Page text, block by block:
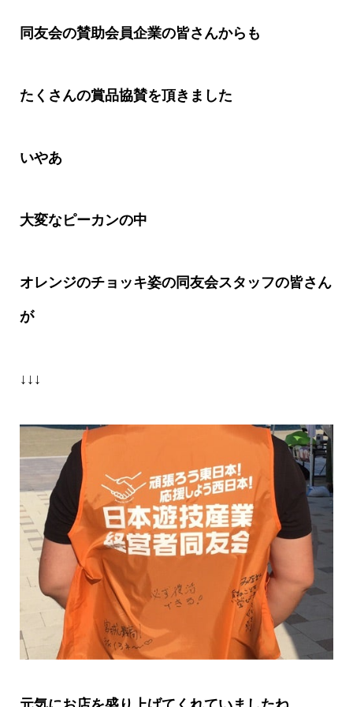
同友会の賛助会員企業の皆さんからも
たくさんの賞品協賛を頂きました
いやあ
大変なピーカンの中
オレンジのチョッキ姿の同友会スタッフの皆さん
が
↓↓↓